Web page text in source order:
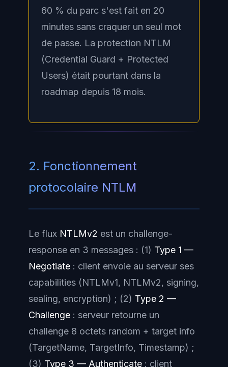
60 % du parc s'est fait en 20
minutes sans craquer un seul mot
de passe. La protection NTLM
(Credential Guard + Protected
Users) était pourtant dans la
roadmap depuis 18 mois.
2. Fonctionnement
protocolaire NTLM
Le flux NTLMv2 est un challenge-
response en 3 messages : (1) Type 1 —
Negotiate : client envoie au serveur ses
capabilities (NTLMv1, NTLMv2, signing,
sealing, encryption) ; (2) Type 2 —
Challenge : serveur retourne un
challenge 8 octets random + target info
(TargetName, TargetInfo, Timestamp) ;
(3) Type 3 — Authenticate : client